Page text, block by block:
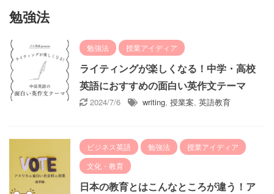
勉強法
勉強法 授業アイディア
ライティングが楽しくなる！中学・高校
英語におすすめの面白い英作文テーマ
2024/7/6 writing, 授業案, 英語教育
ビジネス英語 勉強法
授業アイディア
文化・教育
日本の教育とはこんなところが違う！ア